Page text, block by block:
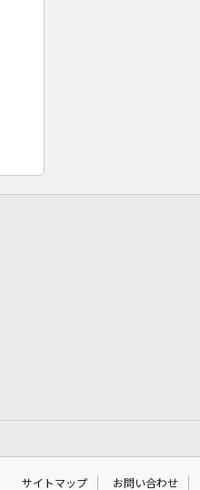
サイトマップ お問い合わせ